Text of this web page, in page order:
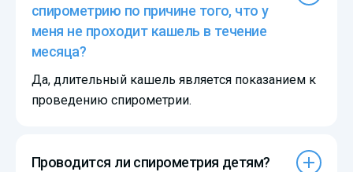
спирометрию по причине того, что у
меня не проходит кашель в течение
месяца?
Да, длительный кашель является показанием к
проведению спирометрии.
Проводится ли спирометрия детям?